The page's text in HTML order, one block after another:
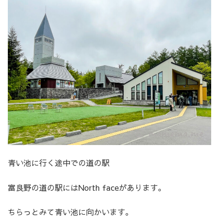
青い池に行く途中での道の駅
富良野の道の駅にはNorth faceがあります。
ちらっとみて青い池に向かいます。